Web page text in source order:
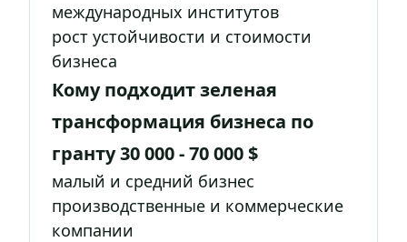
международных институтов
рост устойчивости и стоимости
бизнеса
Кому подходит зеленая
трансформация бизнеса по
гранту 30 000 - 70 000 $
малый и средний бизнес
производственные и коммерческие
компании